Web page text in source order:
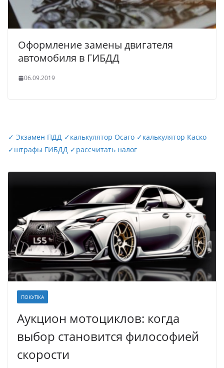
Оформление замены двигателя
автомобиля в ГИБДД
06.09.2019
✓ Экзамен ПДД ✓калькулятор Осаго ✓калькулятор Каско
✓штрафы ГИБДД ✓рассчитать налог
ПОКУПКА
Аукцион мотоциклов: когда
выбор становится философией
скорости